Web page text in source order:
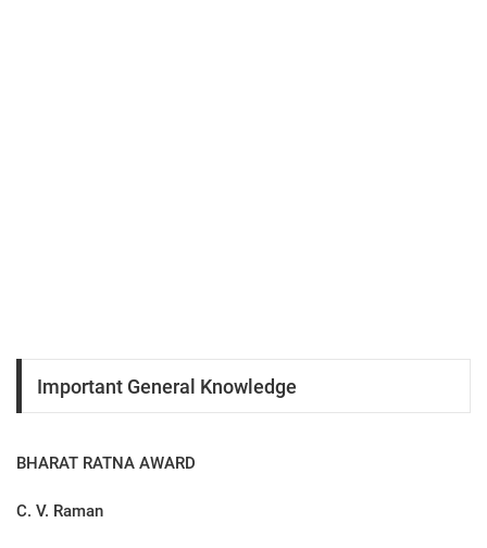
Important General Knowledge
BHARAT RATNA AWARD
C. V. Raman